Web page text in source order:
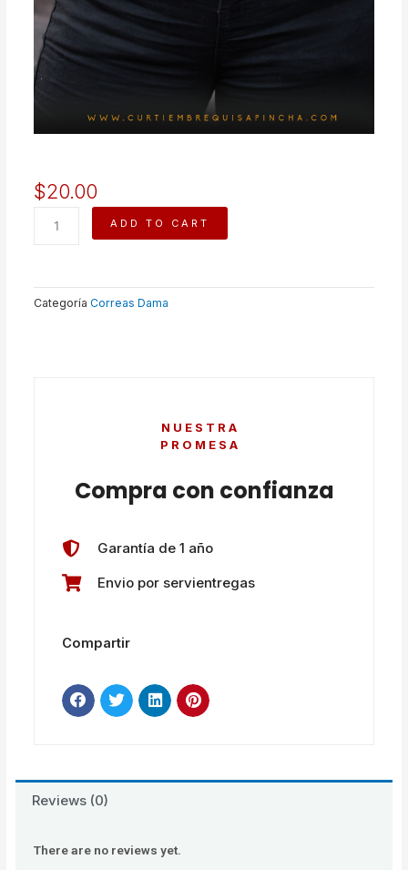
$20.00
ADD TO CART
Categoría Correas Dama
NUESTRA
PROMESA
Compra con confianza
Garantía de 1 año
Envio por servientregas
Compartir
Reviews (0)
There are no reviews yet.